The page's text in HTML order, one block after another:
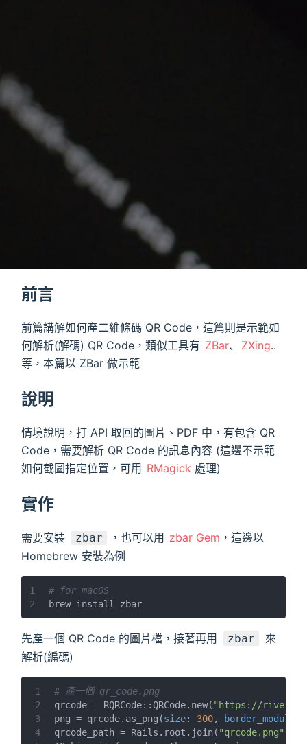
前言
前篇講解如何產二維條碼 QR Code，這篇則是示範如
何解析(解碼) QR Code，類似工具有 ZBar、 ZXing..
等，本篇以 ZBar 做示範
說明
情境說明，打 API 取回的圖片、PDF 中，有包含 QR
Code，需要解析 QR Code 的訊息內容 (這邊不示範
如何截圖指定位置，可用 RMagick 處理)
實作
需要安裝 zbar ，也可以用 zbar Gem ，這邊以
Homebrew 安裝為例
1
2
# for macOS
brew install zbar
先產一個 QR Code 的圖片檔，接著再用 zbar
來
解析(編碼)
1
2
3
4
# 產一個 qr_code.png
qrcode = RQRCode::QRCode.new( "https://
png = qrcode.as_png(size: 300,
border_modules:
qrcode_path = Rails.root.join( "qrcode.png"